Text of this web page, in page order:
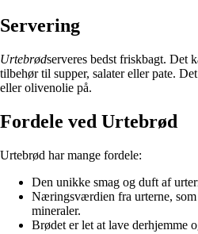
Servering
Urtebrødserveres bedst friskbagt. Det
tilbehør til supper, salater eller pate.
eller olivenolie på.
Fordele ved Urtebrød
Urtebrød har mange fordele:
Den unikke smag og duft af
Næringsværdien fra urterne,
mineraler.
Brødet er let at lave derhjemme